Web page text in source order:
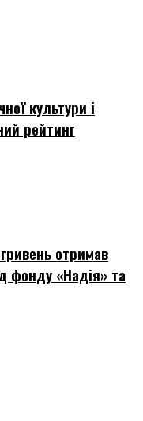
культури і
рейтинг
отримав
фонду «Надія» та